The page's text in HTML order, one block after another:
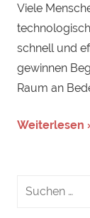
Viele
schnell und
gewinnen
Raum an
Weiterlesen